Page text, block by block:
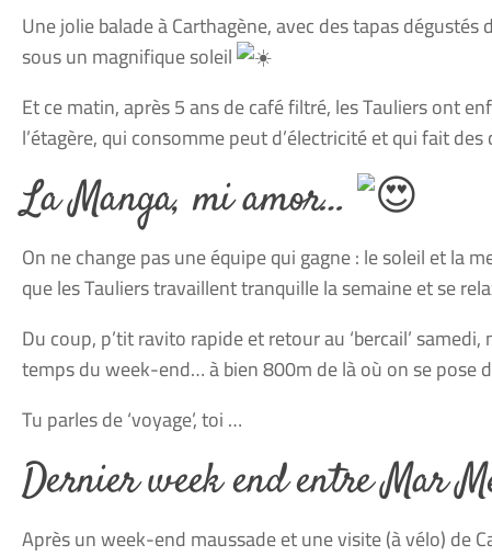
Unejolie balade à Carthagène, avec des tapas
sous un magnifique soleil
Et ce matin, après 5 ans de café filtré, les Tauliers ont
l’étagère, qui consomme peut d’électricité et qui fait
La Manga, mi amor…
On nechange pas une équipe qui gagne : le soleil et la
que les Tauliers travaillent tranquille la semaine et se
Du coup, p’tit ravito rapide et retour au ‘bercail’
temps du week-end… à bien 800m de là où on se pose
Tu parles de ‘voyage’, toi …
Dernier week end entre Mar
Après un week-end maussade et une visite (à vélo) de